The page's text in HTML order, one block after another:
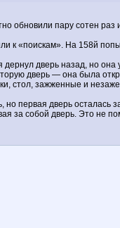
обновили пару сотен раз
к «поискам». На 158й
дернул дверь назад, но
дверь — она была
стол, зажженные и
но первая дверь осталась
за собой дверь. Это не